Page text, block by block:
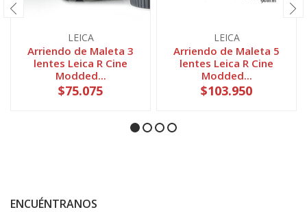
LEICA
Arriendo de Maleta 3
lentes Leica R Cine
Modded...
$75.075
LEICA
Arriendo de Maleta 5
lentes Leica R Cine
Modded...
$103.950
ENCUÉNTRANOS